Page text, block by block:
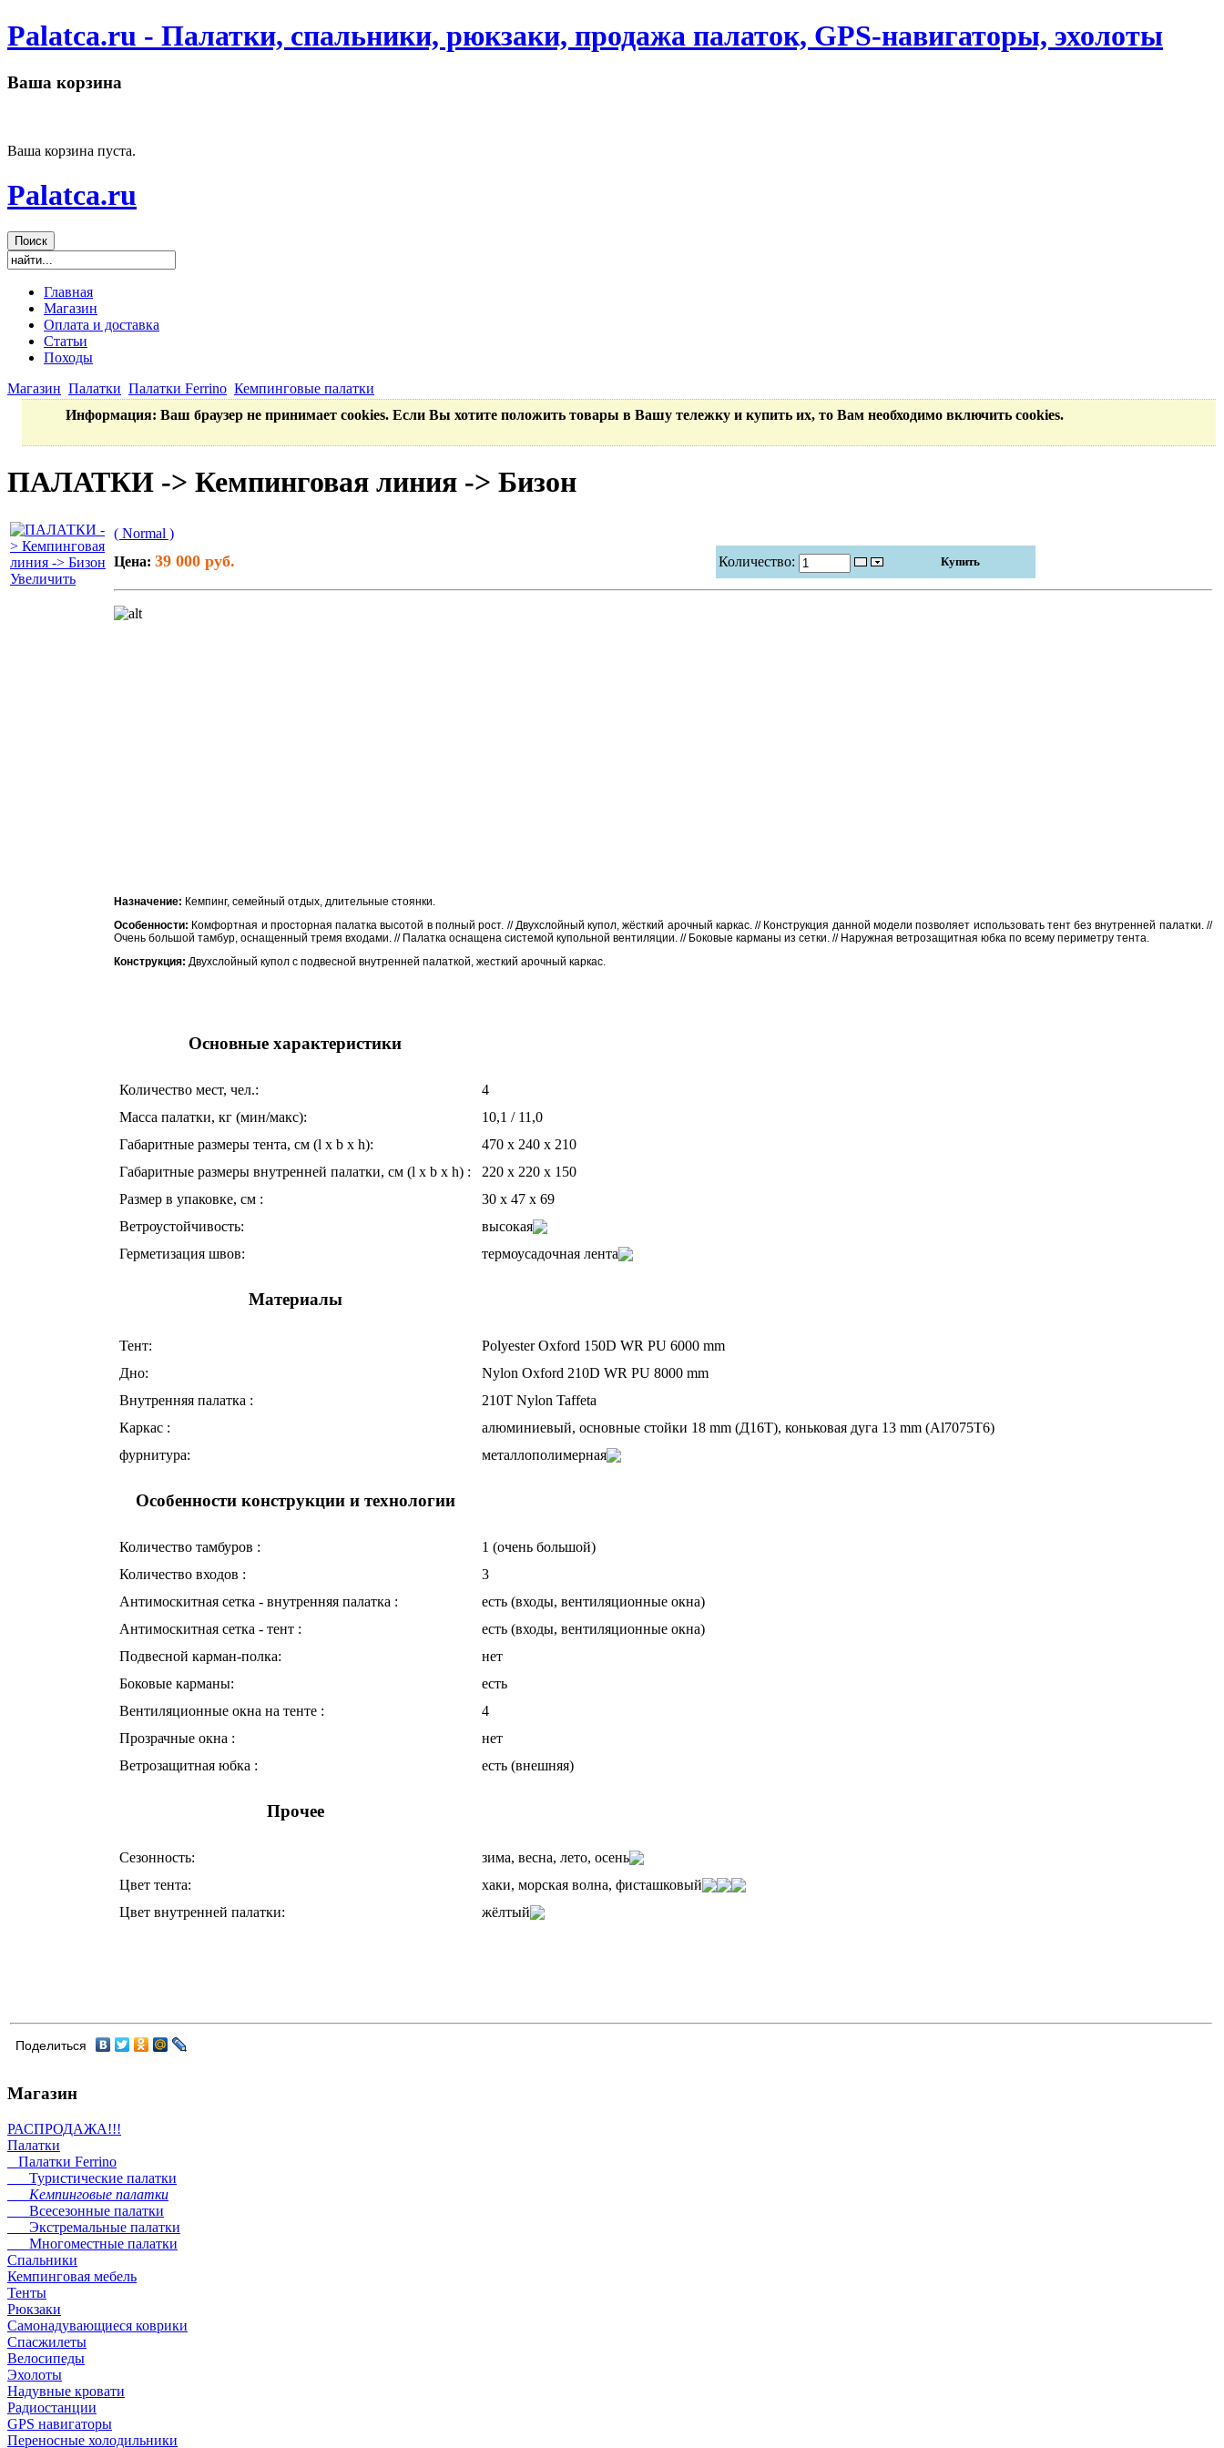
Palatca.ru - Палатки, спальники, рюкзаки, продажа палаток, GPS-навигаторы, эхолоты
Ваша корзина
Ваша корзина пуста.
Palatca.ru
Главная
Магазин
Оплата и доставка
Статьи
Походы
Магазин Палатки Палатки Ferrino Кемпинговые палатки
Информация: Ваш браузер не принимает cookies. Если Вы хотите положить товары в Вашу тележку и купить их, то Вам необходимо включить cookies.
ПАЛАТКИ -> Кемпинговая линия -> Бизон
Увеличить
( Normal )
Цена: 39 000 руб. Количество:
Назначение: Кемпинг, семейный отдых, длительные стоянки.
Особенности: Комфортная и просторная палатка высотой в полный рост. // Двухслойный купол, жёсткий арочный каркас. // Конструкция данной модели позволяет использовать тент без внутренней палатки. //
Очень большой тамбур, оснащенный тремя входами. // Палатка оснащена системой купольной вентиляции. // Боковые карманы из сетки. // Наружная ветрозащитная юбка по всему периметру тента.
Конструкция: Двухслойный купол с подвесной внутренней палаткой, жесткий арочный каркас.
Основные характеристики
Количество мест, чел.:
4
Масса палатки, кг (мин/макс):
10,1 / 11,0
Габаритные размеры тента, см (l x b x h):
470 х 240 х 210
Габаритные размеры внутренней палатки, см (l x b x h) :
220 х 220 х 150
Размер в упаковке, см :
30 х 47 х 69
Ветроустойчивость:
высокая
Герметизация швов:
термоусадочная лента
Материалы
Тент:
Polyester Oxford 150D WR PU 6000 mm
Дно:
Nylon Oxford 210D WR PU 8000 mm
Внутренняя палатка :
210T Nylon Taffeta
Каркас :
алюминиевый, основные стойки 18 mm (Д16Т), коньковая дуга 13 mm (Al7075T6)
фурнитура:
металлополимерная
Особенности конструкции и технологии
Количество тамбуров :
1 (очень большой)
Количество входов :
3
Антимоскитная сетка - внутренняя палатка :
есть (входы, вентиляционные окна)
Антимоскитная сетка - тент :
есть (входы, вентиляционные окна)
Подвесной карман-полка:
нет
Боковые карманы:
есть
Вентиляционные окна на тенте :
4
Прозрачные окна :
нет
Ветрозащитная юбка :
есть (внешняя)
Прочее
Сезонность:
зима, весна, лето, осень
Цвет тента:
хаки, морская волна, фисташковый
Цвет внутренней палатки:
жёлтый
Поделиться
Магазин
РАСПРОДАЖА!!!
Палатки
Палатки Ferrino
Туристические палатки
Кемпинговые палатки
Всесезонные палатки
Экстремальные палатки
Многоместные палатки
Спальники
Кемпинговая мебель
Тенты
Рюкзаки
Самонадувающиеся коврики
Спасжилеты
Велосипеды
Эхолоты
Надувные кровати
Радиостанции
GPS навигаторы
Переносные холодильники